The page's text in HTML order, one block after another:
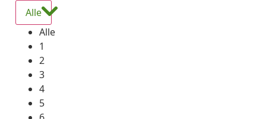
Alle
Alle
1
2
3
4
5